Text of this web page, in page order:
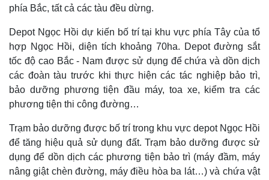
phía Bắc, tất cả các tàu đều dừng.
Depot Ngọc Hồi dự kiến bố trí tại khu vực phía Tây của tổ
hợp Ngọc Hồi, diện tích khoảng 70ha. Depot đường sắt
tốc độ cao Bắc - Nam được sử dụng để chứa và dồn dịch
các đoàn tàu trước khi thực hiện các tác nghiệp bảo trì,
bảo dưỡng phương tiện đầu máy, toa xe, kiểm tra các
phương tiện thi công đường…
Trạm bảo dưỡng được bố trí trong khu vực depot Ngọc Hồi
để tăng hiệu quả sử dụng đất. Trạm bảo dưỡng được sử
dụng để dồn dịch các phương tiện bảo trì (máy đầm, máy
nâng giật chèn đường, máy điều hòa ba lát…) và chứa vật